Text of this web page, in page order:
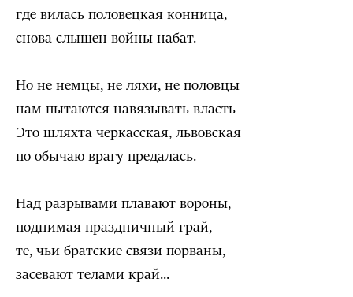
где вилась половецкая конница,
снова слышен войны набат.
Но не немцы, не ляхи, не половцы
нам пытаются навязывать власть –
Это шляхта черкасская, львовская
по обычаю врагу предалась.
Над разрывами плавают вороны,
поднимая праздничный грай, –
те, чьи братские связи порваны,
засевают телами край...